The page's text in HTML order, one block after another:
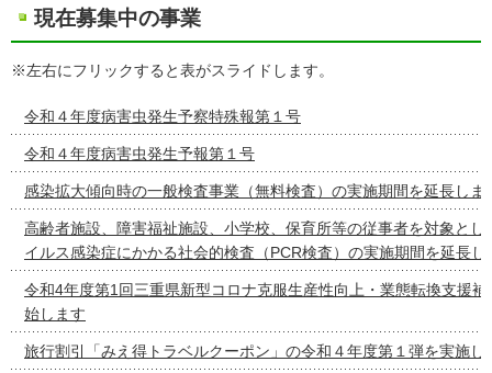
現在募集中の事業
※左右にフリックすると表がスライドします。
令和４年度病害虫発生予察特殊報第１号
令和４年度病害虫発生予報第１号
感染拡大傾向時の一般検査事業（無料検査）の実施期間を延長しま
高齢者施設、障害福祉施設、小学校、保育所等の従事者を対象とし
イルス感染症にかかる社会的検査（PCR検査）の実施期間を延長し
令和4年度第1回三重県新型コロナ克服生産性向上・業態転換支援
始します
旅行割引「みえ得トラベルクーポン」の令和４年度第１弾を実施し